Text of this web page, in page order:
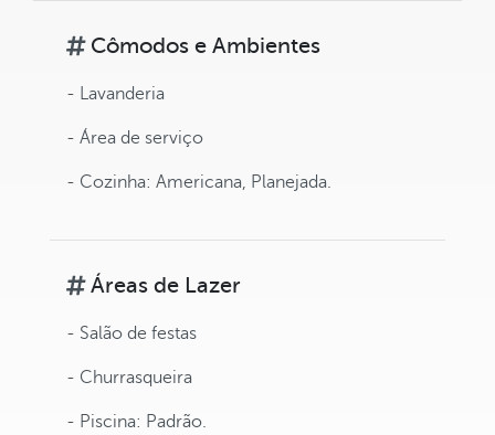
Cômodos e Ambientes
- Lavanderia
- Área de serviço
- Cozinha: Americana, Planejada.
Áreas de Lazer
- Salão de festas
- Churrasqueira
- Piscina: Padrão.